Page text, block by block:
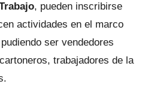
, pueden inscribirse
actividades en el marco
ser vendedores
trabajadores de la